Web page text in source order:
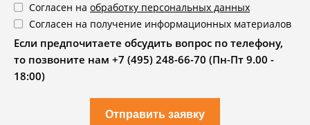
Согласен на обработку персональных данных
Согласен на получение информационных материалов
Если предпочитаете обсудить вопрос по телефону,
то позвоните нам +7 (495) 248-66-70 (Пн-Пт 9.00 -
18:00)
Отправить заявку